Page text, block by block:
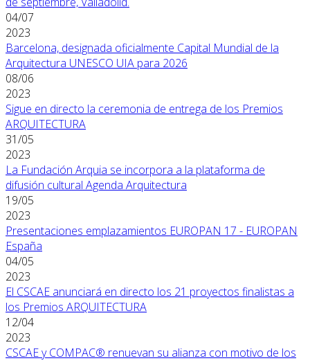
04/07
2023
Barcelona, designada oficialmente Capital Mundial de la
Arquitectura UNESCO UIA para 2026
08/06
2023
Sigue en directo la ceremonia de entrega de los Premios
ARQUITECTURA
31/05
2023
La Fundación Arquia se incorpora a la plataforma de
difusión cultural Agenda Arquitectura
19/05
2023
Presentaciones emplazamientos EUROPAN 17 - EUROPAN
España
04/05
2023
El CSCAE anunciará en directo los 21 proyectos finalistas a
los Premios ARQUITECTURA
12/04
2023
CSCAE y COMPAC® renuevan su alianza con motivo de los